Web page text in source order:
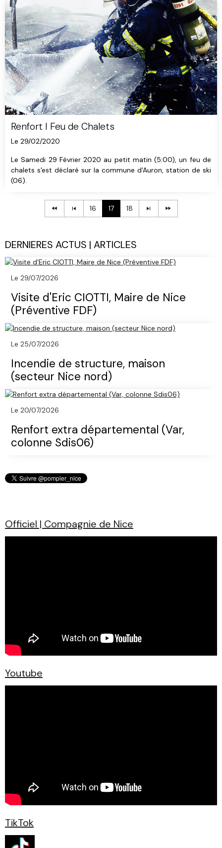
Renfort I Feu de Chalets
Le 29/02/2020
Le Samedi 29 Février 2020 au petit matin (5:00), un feu de
chalets s'est déclaré sur la commune d'Auron, station de ski
(06).
16 17 18
DERNIERES ACTUS | ARTICLES
Le 29/07/2026
Visite d'Eric CIOTTI, Maire de Nice
(Préventive FDF)
Le 25/07/2026
Incendie de structure, maison
(secteur Nice nord)
Le 20/07/2026
Renfort extra départemental (Var,
colonne Sdis06)
Officiel | Compagnie de Nice
Youtube
TikTok